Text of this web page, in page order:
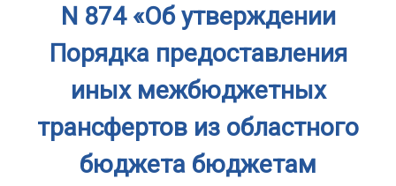
N 874 «Об утверждении
Порядка предоставления
иных межбюджетных
трансфертов из областного
бюджета бюджетам